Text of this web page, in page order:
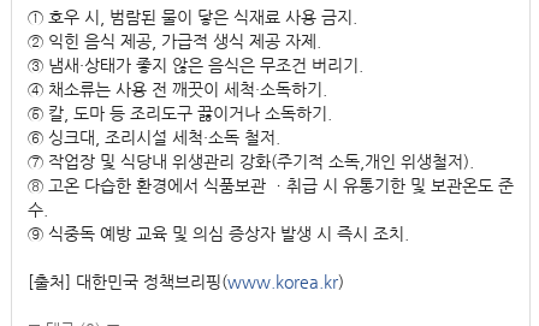
① 호우 시, 범람된 물이 닿은 식재료 사용 금지.
② 익힌 음식 제공, 가급적 생식 제공 자제.
③ 냄새·상태가 좋지 않은 음식은 무조건 버리기.
④ 채소류는 사용 전 깨끗이 세척·소독하기.
⑤ 칼, 도마 등 조리도구 끓이거나 소독하기.
⑥ 싱크대, 조리시설 세척·소독 철저.
⑦ 작업장 및 식당내 위생관리 강화(주기적 소독,개인 위생철저).
⑧ 고온 다습한 환경에서 식품보관 ㆍ취급 시 유통기한 및 보관온도 준
수.
⑨ 식중독 예방 교육 및 의심 증상자 발생 시 즉시 조치.
[출처] 대한민국 정책브리핑(www.korea.kr)